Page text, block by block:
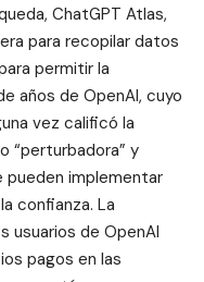
ChatGPT Atlas,
para recopilar datos
permitir la
años de OpenAI, cuyo
vez calificó la
“perturbadora” y
pueden implementar
confianza. La
usuarios de OpenAI
pagos en las